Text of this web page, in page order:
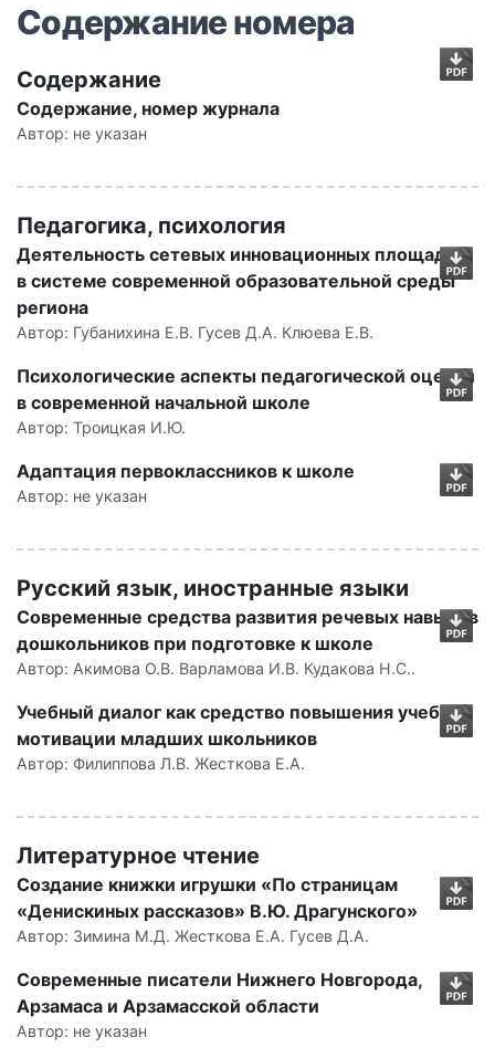
Содержание номера
Содержание
Содержание, номер журнала
Автор: не указан
Педагогика, психология
Деятельность сетевых инновационных площадок
в системе современной образовательной среды
региона
Автор: Губанихина Е.В. Гусев Д.А. Клюева Е.В.
Психологические аспекты педагогической оценки
в современной начальной школе
Автор: Троицкая И.Ю.
Адаптация первоклассников к школе
Автор: не указан
Русский язык, иностранные языки
Современные средства развития речевых навыков
дошкольников при подготовке к школе
Автор: Акимова О.В. Варламова И.В. Кудакова Н.С..
Учебный диалог как средство повышения учебной
мотивации младших школьников
Автор: Филиппова Л.В. Жесткова Е.А.
Литературное чтение
Создание книжки игрушки «По страницам
«Денискиных рассказов» В.Ю. Драгунского»
Автор: Зимина М.Д. Жесткова Е.А. Гусев Д.А.
Современные писатели Нижнего Новгорода,
Арзамаса и Арзамасской области
Автор: не указан